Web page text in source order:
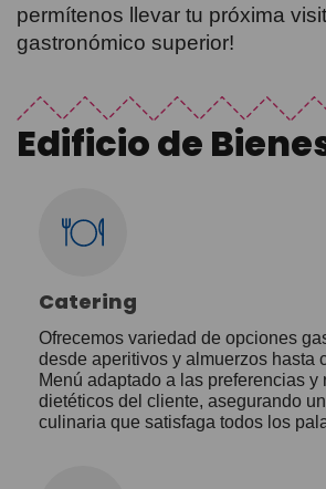
permítenos llevar tu próxima
gastronómico superior!
Edificio de
Catering
Ofrecemos variedad de opciones
desde aperitivos y almuerzos hasta
Menú adaptado a las preferencias y
dietéticos del cliente, asegurando
culinaria que satisfaga todos los